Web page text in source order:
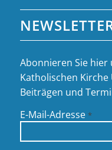
Abonnieren Sie
Katholischen
Beiträgen und
E-Mail-Adresse *